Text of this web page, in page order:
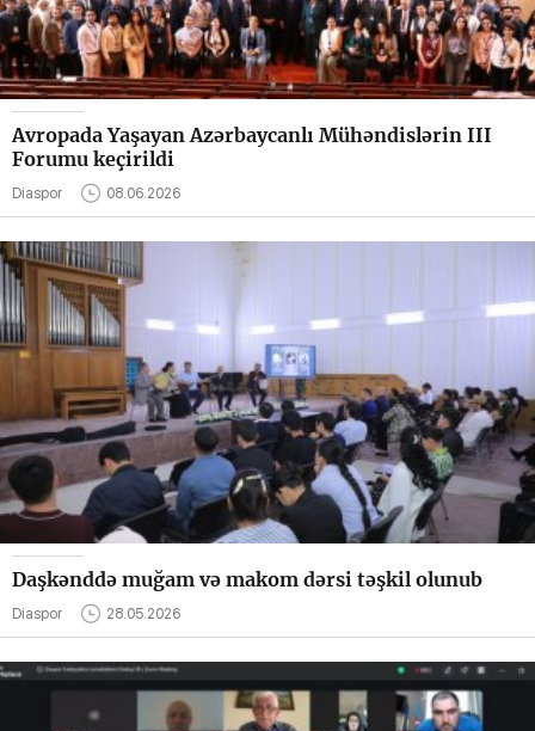
Avropada Yaşayan Azərbaycanlı Mühəndislərin III
Forumu keçirildi
Diaspor 08.06.2026
Daşkənddə muğam və makom dərsi təşkil olunub
Diaspor 28.05.2026